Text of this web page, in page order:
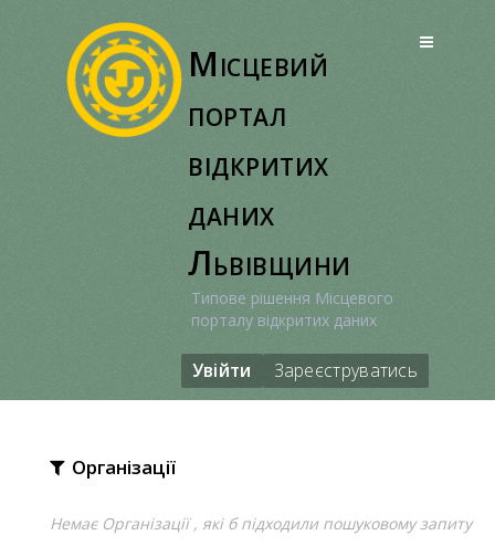
Місцевий
портал
відкритих
даних
Львівщини
Типове рішення Місцевого
порталу відкритих даних
Увійти Зареєструватись
Організації
Немає Організації , які б підходили пошуковому запиту